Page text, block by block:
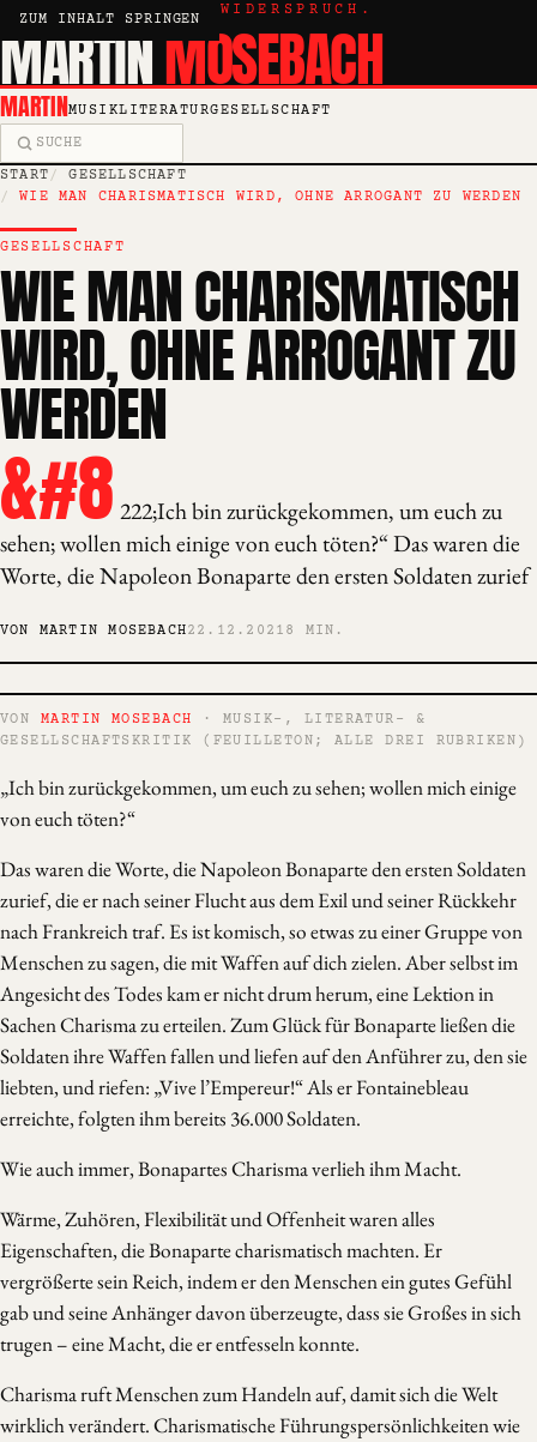
ZUM INHALT SPRINGEN
KRITIK, ESSAY, WIDERSPRUCH.
MARTINMOSEBACH
MARTINMUSIKLITERATURGESELLSCHAFT
Suche
START
GESELLSCHAFT
WIE MAN CHARISMATISCH WIRD, OHNE ARROGANT ZU WERDEN
GESELLSCHAFT
WIE MAN CHARISMATISCH
WIRD, OHNE ARROGANT ZU
WERDEN
&#8 222;Ich bin zurückgekommen, um euch zu
sehen; wollen mich einige von euch töten?“ Das waren die
Worte, die Napoleon Bonaparte den ersten Soldaten zurief
VON MARTIN MOSEBACH22.12.2021 8 MIN.
VON MARTIN MOSEBACH
· MUSIK-, LITERATUR- &
GESELLSCHAFTSKRITIK (FEUILLETON; ALLE DREI RUBRIKEN)
„Ich bin zurückgekommen, um euch zu sehen; wollen mich einige
von euch töten?“
Das waren die Worte, die Napoleon Bonaparte den ersten Soldaten
zurief, die er nach seiner Flucht aus dem Exil und seiner Rückkehr
nach Frankreich traf. Es ist komisch, so etwas zu einer Gruppe von
Menschen zu sagen, die mit Waffen auf dich zielen. Aber selbst im
Angesicht des Todes kam er nicht drum herum, eine Lektion in
Sachen Charisma zu erteilen. Zum Glück für Bonaparte ließen die
Soldaten ihre Waffen fallen und liefen auf den Anführer zu, den sie
liebten, und riefen: „Vive l’Empereur!“ Als er Fontainebleau
erreichte, folgten ihm bereits 36.000 Soldaten.
Wie auch immer, Bonapartes Charisma verlieh ihm Macht.
Wärme, Zuhören, Flexibilität und Offenheit waren alles
Eigenschaften, die Bonaparte charismatisch machten. Er
vergrößerte sein Reich, indem er den Menschen ein gutes Gefühl
gab und seine Anhänger davon überzeugte, dass sie Großes in sich
trugen – eine Macht, die er entfesseln konnte.
Charisma ruft Menschen zum Handeln auf, damit sich die Welt
wirklich verändert. Charismatische Führungspersönlichkeiten wie